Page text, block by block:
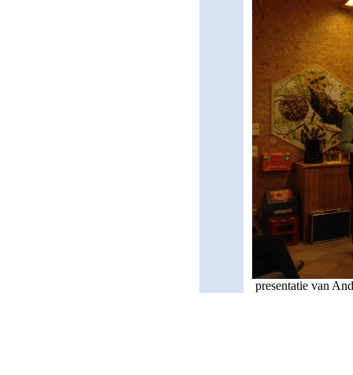
presentatie van